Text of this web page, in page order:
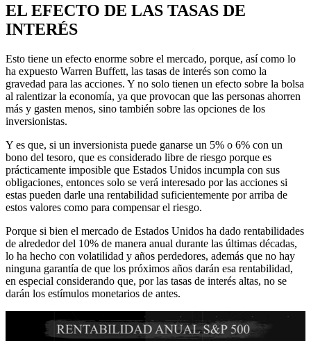
EL EFECTO DE LAS TASAS DE
INTERÉS
Esto tiene un efecto enorme sobre el mercado, porque, así como lo
ha expuesto Warren Buffett, las tasas de interés son como la
gravedad para las acciones. Y no solo tienen un efecto sobre la bolsa
al ralentizar la economía, ya que provocan que las personas ahorren
más y gasten menos, sino también sobre las opciones de los
inversionistas.
Y es que, si un inversionista puede ganarse un 5% o 6% con un
bono del tesoro, que es considerado libre de riesgo porque es
prácticamente imposible que Estados Unidos incumpla con sus
obligaciones, entonces solo se verá interesado por las acciones si
estas pueden darle una rentabilidad suficientemente por arriba de
estos valores como para compensar el riesgo.
Porque si bien el mercado de Estados Unidos ha dado rentabilidades
de alrededor del 10% de manera anual durante las últimas décadas,
lo ha hecho con volatilidad y años perdedores, además que no hay
ninguna garantía de que los próximos años darán esa rentabilidad,
en especial considerando que, por las tasas de interés altas, no se
darán los estímulos monetarios de antes.